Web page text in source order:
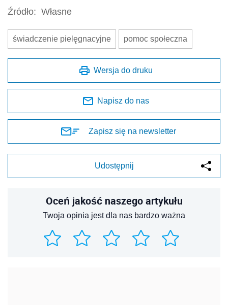
Źródło: Własne
świadczenie pielęgnacyjne pomoc społeczna
Wersja do druku
Napisz do nas
Zapisz się na newsletter
Udostępnij
Oceń jakość naszego artykułu
Twoja opinia jest dla nas bardzo ważna